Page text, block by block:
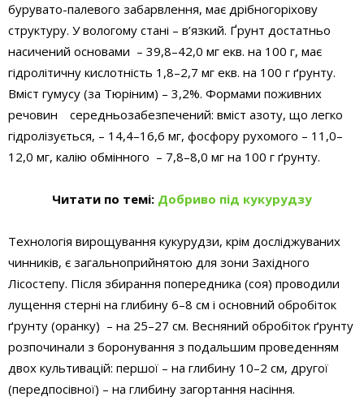
бурувато-­палевого забарвлення, має дрібногоріхову
структуру. У вологому стані – в’язкий. Ґрунт достатньо
насичений основами – 39,8–42,0 мг екв. на 100 г, має
гідролітичну кислотність 1,8–2,7 мг екв. на 100 г ґрунту.
Вміст гумусу (за Тюріним) – 3,2%. Формами поживних
речовин середньозабезпечений: вміст азоту, що легко
гідролізується, – 14,4–16,6 мг, фосфору рухомого – 11,0–
12,0 мг, калію обмінного – 7,8–8,0 мг на 100 г ґрунту.
Читати по темі: Добриво під кукурудзу
Технологія вирощування кукурудзи, крім досліджуваних
чинників, є загальноприйнятою для зони Західного
Лісостепу. Після збирання попередника (соя) проводили
лущення стерні на глибину 6–8 см і основний обробіток
ґрунту (оранку) – на 25–27 см. Весняний обробіток ґрунту
розпочинали з боронування з подальшим проведенням
двох культивацій: першої – на глибину 10–2 см, другої
(передпосівної) – на глибину загортання насіння.